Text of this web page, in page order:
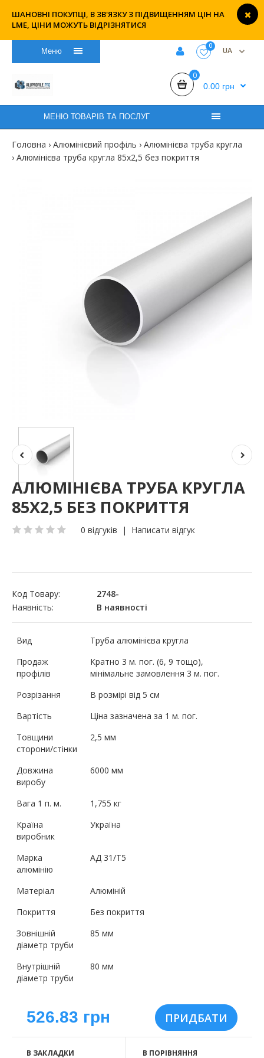
ШАНОВНІ ПОКУПЦІ, В ЗВ'ЯЗКУ З ПІДВИЩЕННЯМ ЦІН НА
LME, ЦІНИ МОЖУТЬ ВІДРІЗНЯТИСЯ
Меню
0 UA
0
0.00 грн
МЕНЮ ТОВАРІВ ТА ПОСЛУГ
Головна Алюмінієвий профіль
Алюмінієва труба кругла
Алюмінієва труба кругла 85х2,5 без покриття
АЛЮМІНІЄВА ТРУБА КРУГЛА
85Х2,5 БЕЗ ПОКРИТТЯ
0 відгуків | Написати відгук
Код Товару:
2748-
Наявність:
В наявності
Вид
Труба алюмінієва кругла
Продаж
профілів
Кратно 3 м. пог. (6, 9 тощо),
мінімальне замовлення 3 м. пог.
Розрізання
В розмірі від 5 см
Вартість
Ціна зазначена за 1 м. пог.
Товщини
сторони/стінки
2,5 мм
Довжина
виробу
6000 мм
Вага 1 п. м.
1,755 кг
Країна
виробник
Україна
Марка
алюмінію
АД 31/Т5
Матеріал
Алюміній
Покриття
Без покриття
Зовнішній
діаметр труби
85 мм
Внутрішній
діаметр труби
80 мм
526.83 грн
В ЗАКЛАДКИ В ПОРІВНЯННЯ